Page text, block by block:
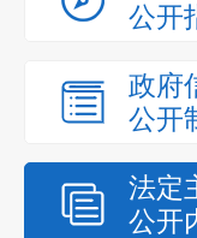
公开
政府
公开
法定
公开